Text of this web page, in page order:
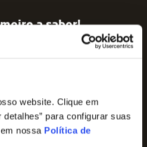
website. Clique em
detalhes” para configurar suas
nossa Política de
a saber!
para ficar por dentro
e aproveite promoções